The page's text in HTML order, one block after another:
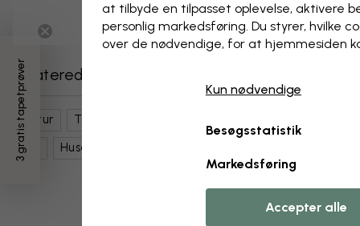
Relaterede kategorier
Natur Tåge Og Dis
Dyr
Husdyr
3 gratis tapetprøver
at tilbyde en tilpasset oplevelse, aktivere
personlig markedsføring. Du styrer, hvilke
over de nødvendige, for at hjemmesiden
Kun nødvendige
Besøgsstatistik
Markedsføring
Accepter alle